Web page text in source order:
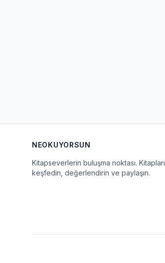
NEOKUYORSUN
Kitapseverlerin buluşma noktası. Kitapları
keşfedin, değerlendirin ve paylaşın.